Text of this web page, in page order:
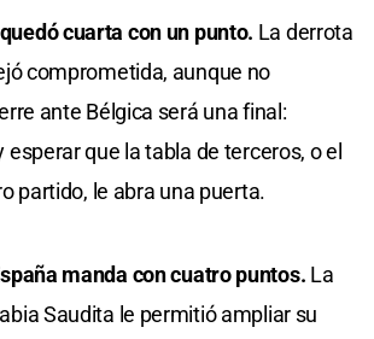
cuarta con un punto. La derrota
comprometida, aunque no
ante Bélgica será una final:
esperar que la tabla de terceros, o el
partido, le abra una puerta.
manda con cuatro puntos. La
Saudita le permitió ampliar su